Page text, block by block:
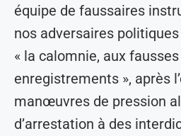
équipe de faussaires
nos adversaires politiques
« la calomnie, aux
enregistrements », après
manœuvres de pression
d’arrestation à des